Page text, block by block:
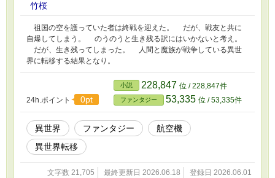
竹桜
祖国の空を護っていた者は終戦を迎えた。 だが、戦友と共に
自爆してしまう。 のうのうと生き残る訳にはいかないと考え。
だが、生き残ってしまった。 人間と魔族が戦争している異世
界に転移する結果となり。
24h.ポイント 0pt
小説 228,847 位 / 228,847件
ファンタジー 53,335 位 / 53,335件
異世界 ファンタジー
航空機
異世界転移
文字数 21,705 最終更新日 2026.06.18 登録日 2026.06.01